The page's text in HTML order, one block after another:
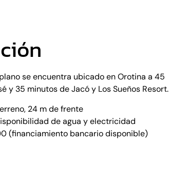
se encuentra ubicado en Orotina a 45
y 35 minutos de Jacó y Los Sueños Resort.
24 m de frente
de agua y electricidad
(financiamiento bancario disponible)